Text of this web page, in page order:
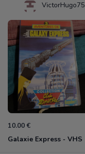
VictorHugo75
10.00 €
Galaxie Express - VHS